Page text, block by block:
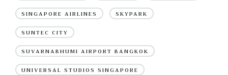
SINGAPORE AIRLINES SKYPARK
SUNTEC CITY
SUVARNABHUMI AIRPORT BANGKOK
UNIVERSAL STUDIOS SINGAPORE